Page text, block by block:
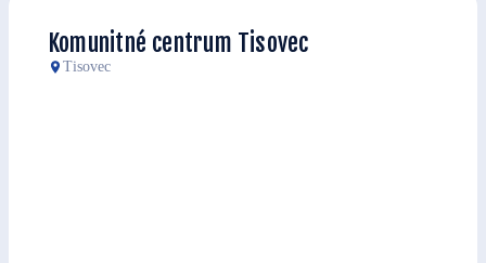
Komunitné centrum Tisovec
Tisovec